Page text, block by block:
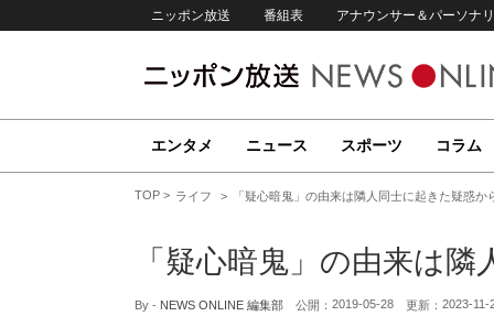
ニッポン放送 番組表 アナウンサー＆パーソナ
エンタメ ニュース スポーツ コラム
TOP ライフ 「疑心暗鬼」の由来は隣人同士に起きた疑惑か
「疑心暗鬼」の由来は
By - NEWS ONLINE 編集部 公開： 2019-05-28 更新： 2023-11-